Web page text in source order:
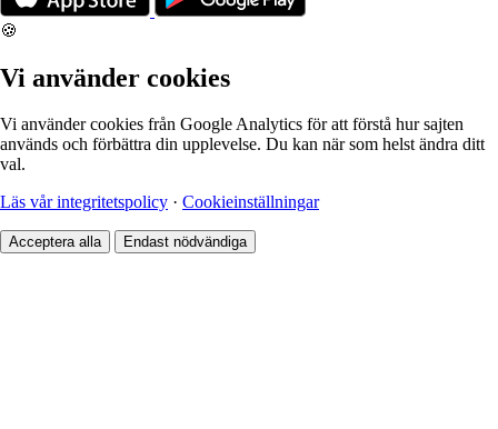
🍪
Vi använder cookies
Vi använder cookies från Google Analytics för att förstå hur sajten
används och förbättra din upplevelse. Du kan när som helst ändra ditt
val.
Läs vår integritetspolicy · Cookieinställningar
Acceptera alla Endast nödvändiga